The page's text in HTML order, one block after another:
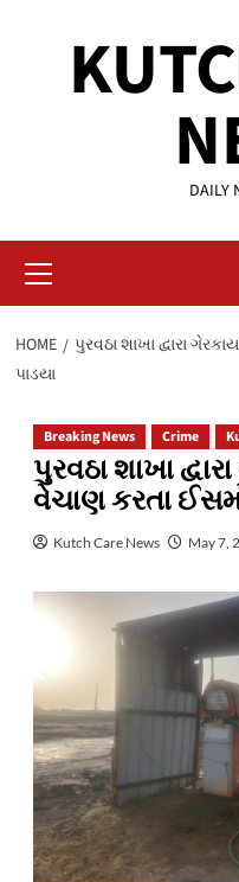
DAILY
Menu
HOME
પુરવઠા શાખા દ્વારા
પાડયા
Breaking News Crime
પુરવઠા શાખા
વેચાણ કરતા
Kutch Care News May 7,